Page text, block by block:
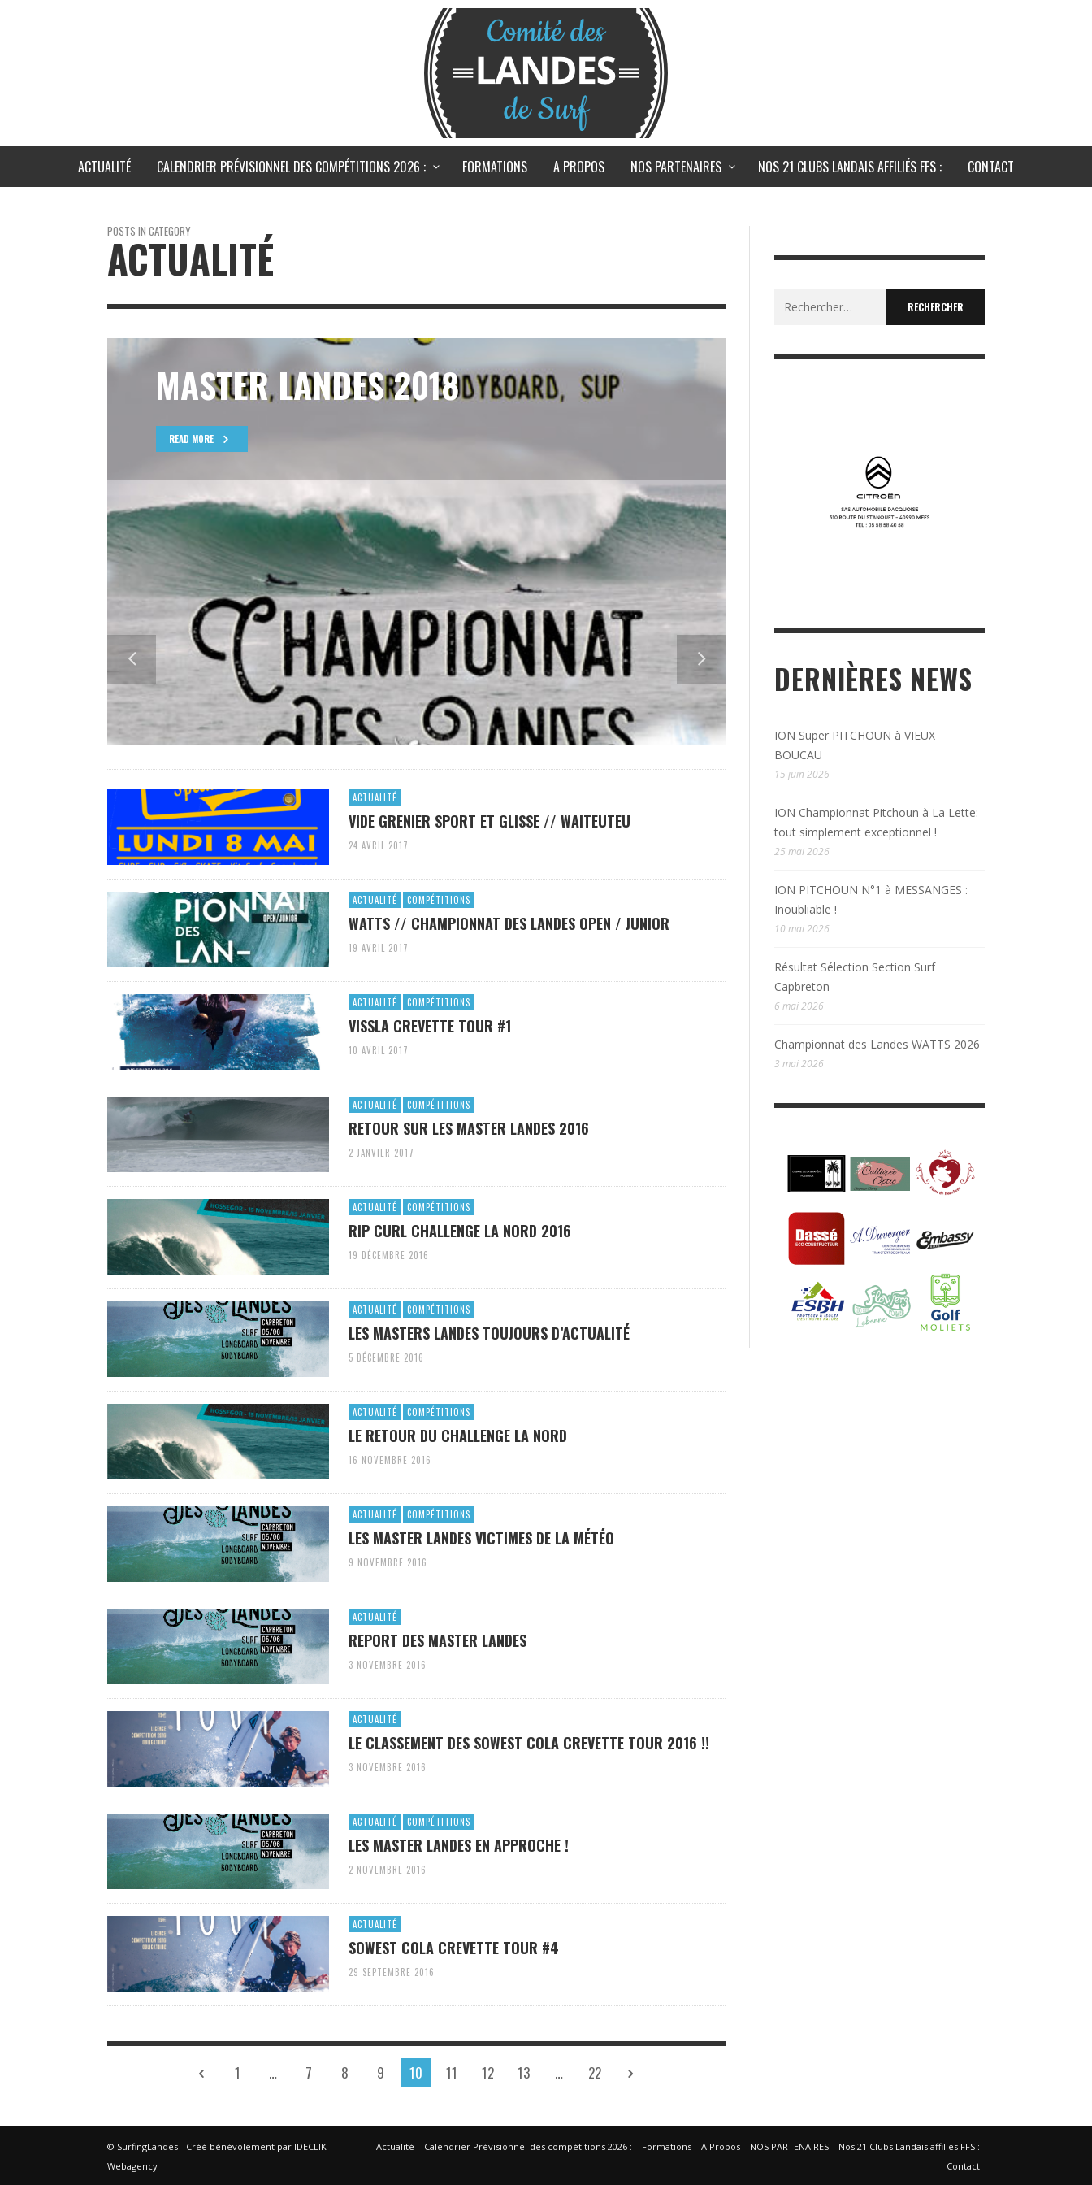
ACTUALITÉ CALENDRIER PRÉVISIONNEL DES COMPÉTITIONS 2026 : FORMATIONS A PROPOS NOS PARTENAIRES NOS 21 CLUBS LANDAIS AFFILIÉS FFS : CONTACT
POSTS IN CATEGORY
ACTUALITÉ
MASTER LANDES 2018
READ MORE
ACTUALITÉ
VIDE GRENIER SPORT ET GLISSE // WAITEUTEU
24 AVRIL 2017
ACTUALITÉ COMPÉTITIONS
WATTS // CHAMPIONNAT DES LANDES OPEN / JUNIOR
19 AVRIL 2017
ACTUALITÉ COMPÉTITIONS
VISSLA CREVETTE TOUR #1
10 AVRIL 2017
ACTUALITÉ COMPÉTITIONS
RETOUR SUR LES MASTER LANDES 2016
2 JANVIER 2017
ACTUALITÉ COMPÉTITIONS
RIP CURL CHALLENGE LA NORD 2016
19 DÉCEMBRE 2016
ACTUALITÉ COMPÉTITIONS
LES MASTERS LANDES TOUJOURS D’ACTUALITÉ
5 DÉCEMBRE 2016
ACTUALITÉ COMPÉTITIONS
LE RETOUR DU CHALLENGE LA NORD
16 NOVEMBRE 2016
ACTUALITÉ COMPÉTITIONS
LES MASTER LANDES VICTIMES DE LA MÉTÉO
9 NOVEMBRE 2016
ACTUALITÉ
REPORT DES MASTER LANDES
3 NOVEMBRE 2016
ACTUALITÉ
LE CLASSEMENT DES SOWEST COLA CREVETTE TOUR 2016 !!
3 NOVEMBRE 2016
ACTUALITÉ COMPÉTITIONS
LES MASTER LANDES EN APPROCHE !
2 NOVEMBRE 2016
ACTUALITÉ
SOWEST COLA CREVETTE TOUR #4
29 SEPTEMBRE 2016
1 … 7 8 9 10 11 12 13 … 22
DERNIÈRES NEWS
ION Super PITCHOUN à VIEUX
BOUCAU
15 juin 2026
ION Championnat Pitchoun à La Lette:
tout simplement exceptionnel !
25 mai 2026
ION PITCHOUN N°1 à MESSANGES :
Inoubliable !
10 mai 2026
Résultat Sélection Section Surf
Capbreton
6 mai 2026
Championnat des Landes WATTS 2026
3 mai 2026
© SurfingLandes - Créé bénévolement par IDECLIK
Webagency
Actualité Calendrier Prévisionnel des compétitions 2026 : Formations A Propos NOS PARTENAIRES
Nos 21 Clubs Landais affiliés FFS :
Contact